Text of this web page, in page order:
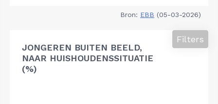
Bron: EBB (05-03-2026)
JONGEREN BUITEN BEELD,
NAAR HUISHOUDENSSITUATIE
(%)
Filters